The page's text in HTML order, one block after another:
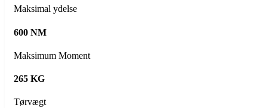
Maksimal ydelse
600 NM
Maksimum Moment
265 KG
Tørvægt